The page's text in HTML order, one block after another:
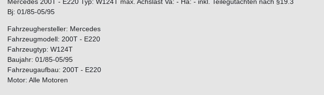
Bj: 01/85-05/95
Fahrzeughersteller: Mercedes
Fahrzeugmodell: 200T - E220
Fahrzeugtyp: W124T
Baujahr: 01/85-05/95
Fahrzeugaufbau: 200T - E220
Motor: Alle Motoren